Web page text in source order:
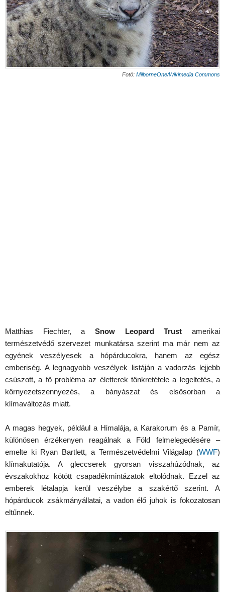
Fotó: MilborneOne/Wikimedia Commons
Matthias Fiechter, a Snow Leopard Trust amerikai
természetvédő szervezet munkatársa szerint ma már nem az
egyének veszélyesek a hópárducokra, hanem az egész
emberiség. A legnagyobb veszélyek listáján a vadorzás lejjebb
csúszott, a fő probléma az életterek tönkretétele a legeltetés, a
környezetszennyezés, a bányászat és elsősorban a
klímaváltozás miatt.
A magas hegyek, például a Himalája, a Karakorum és a Pamír,
különösen érzékenyen reagálnak a Föld felmelegedésére –
emelte ki Ryan Bartlett, a Természetvédelmi Világalap (WWF)
klímakutatója. A gleccserek gyorsan visszahúzódnak, az
évszakokhoz kötött csapadékmintázatok eltolódnak. Ezzel az
emberek létalapja kerül veszélybe a szakértő szerint. A
hópárducok zsákmányállatai, a vadon élő juhok is fokozatosan
eltűnnek.